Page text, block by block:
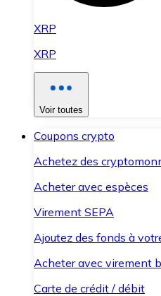
XRP
XRP
Voir toutes
Coupons crypto
Achetez des
Acheter avec espèces
Virement SEPA
Ajoutez des fonds à
Acheter avec virement
Carte de crédit / débit